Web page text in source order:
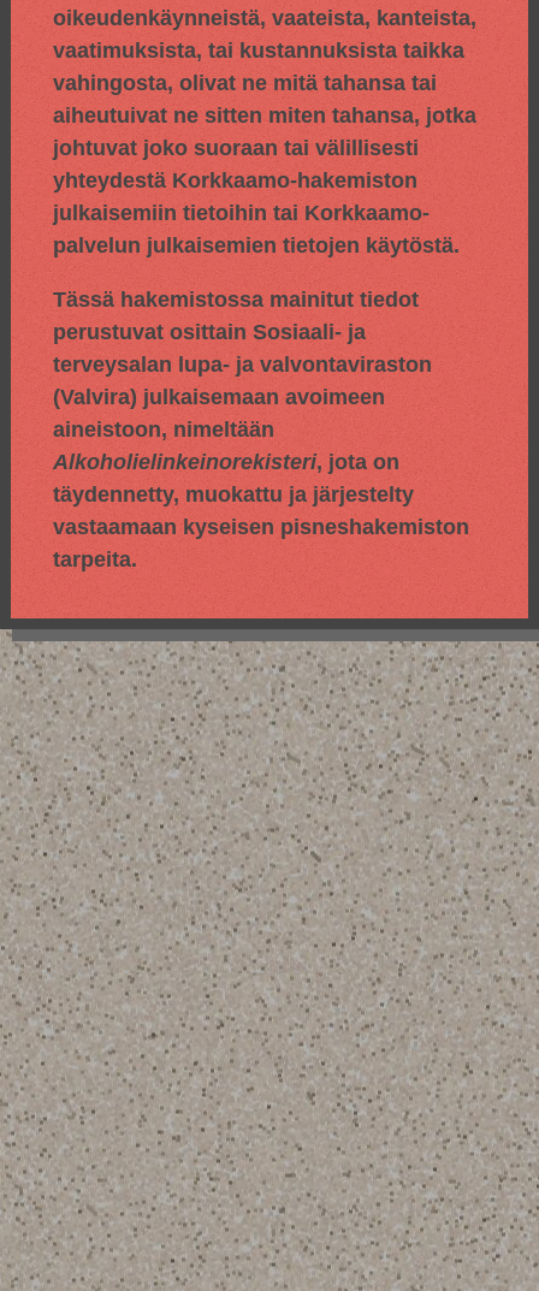
oikeudenkäynneistä, vaateista, kanteista,
vaatimuksista, tai kustannuksista taikka
vahingosta, olivat ne mitä tahansa tai
aiheutuivat ne sitten miten tahansa, jotka
johtuvat joko suoraan tai välillisesti
yhteydestä Korkkaamo-hakemiston
julkaisemiin tietoihin tai Korkkaamo-
palvelun julkaisemien tietojen käytöstä.
Tässä hakemistossa mainitut tiedot
perustuvat osittain Sosiaali- ja
terveysalan lupa- ja valvontaviraston
(Valvira) julkaisemaan avoimeen
aineistoon, nimeltään
Alkoholielinkeinorekisteri, jota on
täydennetty, muokattu ja järjestelty
vastaamaan kyseisen pisneshakemiston
tarpeita.